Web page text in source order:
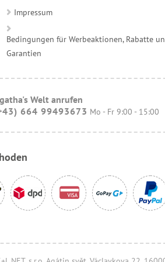
Impressum
Bedingungen für Werbeaktionen, Rabatte
Garantien
Welt anrufen
664 99493673 Mo - Fr 9:00 - 15:00